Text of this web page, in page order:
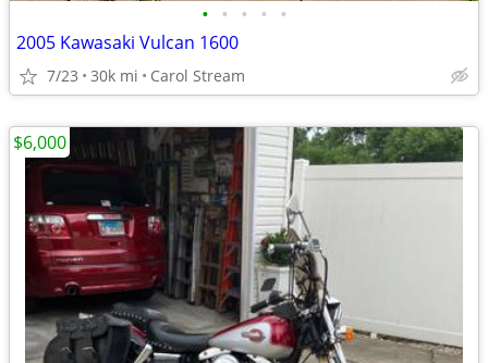
• • • • •
2005 Kawasaki Vulcan 1600
7/23 30k mi Carol Stream
$6,000